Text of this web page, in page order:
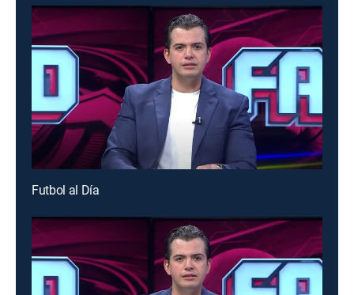
Futbol al Día